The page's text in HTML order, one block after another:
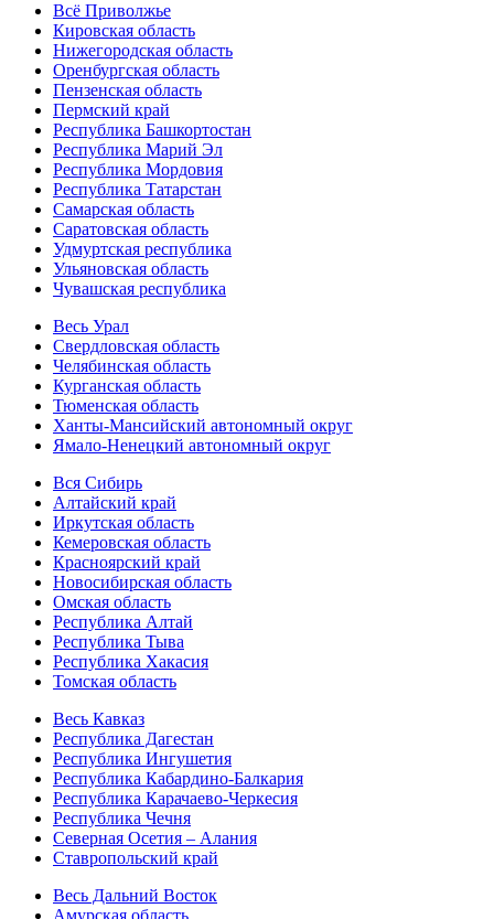
Всё Приволжье
Кировская область
Нижегородская область
Оренбургская область
Пензенская область
Пермский край
Республика Башкортостан
Республика Марий Эл
Республика Мордовия
Республика Татарстан
Самарская область
Саратовская область
Удмуртская республика
Ульяновская область
Чувашская республика
Весь Урал
Свердловская область
Челябинская область
Курганская область
Тюменская область
Ханты-Мансийский автономный округ
Ямало-Ненецкий автономный округ
Вся Сибирь
Алтайский край
Иркутская область
Кемеровская область
Красноярский край
Новосибирская область
Омская область
Республика Алтай
Республика Тыва
Республика Хакасия
Томская область
Весь Кавказ
Республика Дагестан
Республика Ингушетия
Республика Кабардино-Балкария
Республика Карачаево-Черкесия
Республика Чечня
Северная Осетия – Алания
Ставропольский край
Весь Дальний Восток
Амурская область